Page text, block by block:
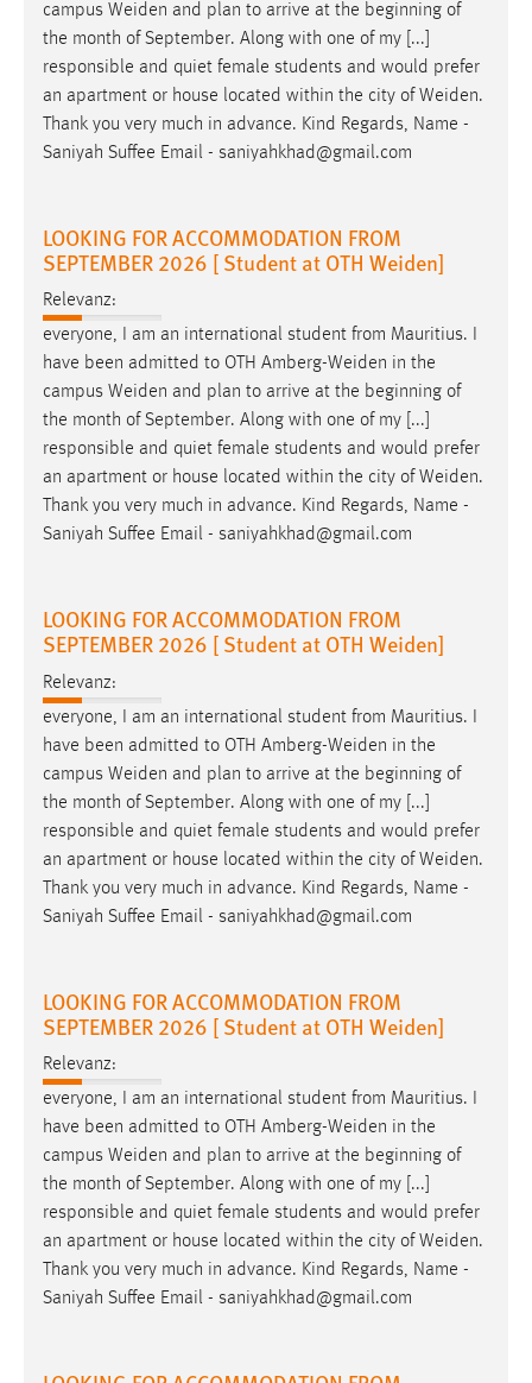
campus Weiden and plan to arrive at the beginning of
the month of September. Along with one of my [...]
responsible and quiet female students and would prefer
an apartment or house located within the city ofWeiden.
Thank you very much in advance. Kind Regards, Name -
Saniyah Suffee Email - saniyahkhad@gmail.com
LOOKING FOR ACCOMMODATION FROM
SEPTEMBER 2026 [ Student at OTH Weiden]
Relevanz:
everyone, I am an international student from Mauritius. I
have been admitted to OTH Amberg-Weiden in the
campus Weiden and plan to arrive at the beginning of
the month of September. Along with one of my [...]
responsible and quiet female students and would prefer
an apartment or house located within the city ofWeiden.
Thank you very much in advance. Kind Regards, Name -
Saniyah Suffee Email - saniyahkhad@gmail.com
LOOKING FOR ACCOMMODATION FROM
SEPTEMBER 2026 [ Student at OTH Weiden]
Relevanz:
everyone, I am an international student from Mauritius. I
have been admitted to OTH Amberg-Weiden in the
campus Weiden and plan to arrive at the beginning of
the month of September. Along with one of my [...]
responsible and quiet female students and would prefer
an apartment or house located within the city ofWeiden.
Thank you very much in advance. Kind Regards, Name -
Saniyah Suffee Email - saniyahkhad@gmail.com
LOOKING FOR ACCOMMODATION FROM
SEPTEMBER 2026 [ Student at OTH Weiden]
Relevanz:
everyone, I am an international student from Mauritius. I
have been admitted to OTH Amberg-Weiden in the
campus Weiden and plan to arrive at the beginning of
the month of September. Along with one of my [...]
responsible and quiet female students and would prefer
an apartment or house located within the city ofWeiden.
Thank you very much in advance. Kind Regards, Name -
Saniyah Suffee Email - saniyahkhad@gmail.com
STATISTIK
Statistik Cookies erfassen Informationen anonym.
Diese Informationen helfen uns zu verstehen, wie
unsere Besucher unsere Website nutzen.
_pk_ref, _pk_cvar, _pk_id, _pk_ses
Zweck:
Zugriffsstatistik
Cookie Laufzeit:
Max. 13 Monate
MARKETING
Marketing Cookies werden von Drittanbietern
verwendet, um personalisierte Werbung anzuzeigen.
Name:
Anbieter:
Google Ireland Limited
Zweck:
Cookie Laufzeit:
Facebook Pixel
Name:
Anbieter:
Facebook
Zweck:
Cookie Laufzeit:
3 Monate